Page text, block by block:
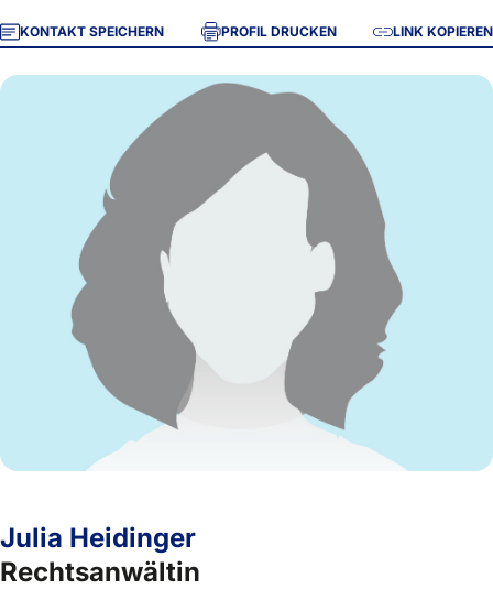
KONTAKT SPEICHERN PROFIL DRUCKEN LINK KOPIEREN
Julia Heidinger
Rechtsanwältin